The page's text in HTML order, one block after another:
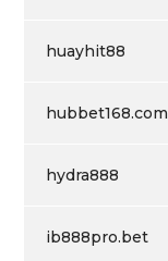
huayhit88
hubbet168.com
hydra888
ib888pro.bet